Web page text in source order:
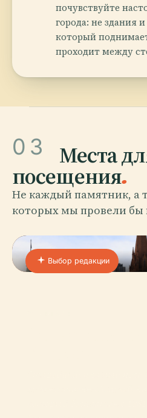
почувствуйте
города: не здания
который
проходит между
03 Места
посещения.
Не каждый памятник, а
которых мы провели бы
Выбор редакции